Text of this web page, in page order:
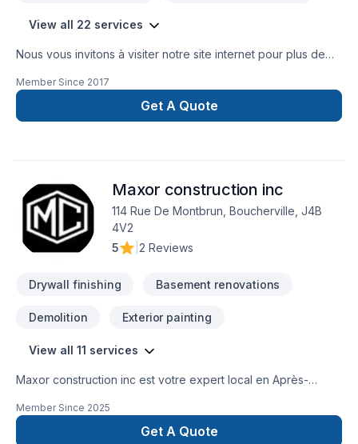
View all 22 services
Nous vous invitons à visiter notre site internet pour plus de
http://www.marioprovostrenovation.com
Member Since 2017
Get A Quote
Maxor construction inc
114 Rue De Montbrun, Boucherville, J4B
4V2
5
2 Reviews
Drywall finishing Basement renovations
Demolition Exterior painting
View all 11 services
Maxor construction inc est votre expert local en Après-
Plancher, Sous-sol, Tirage de joint dans les secteurs de
Montérégie, combinant expérience, innovation et rigueur.
Member Since 2025
Get A Quote